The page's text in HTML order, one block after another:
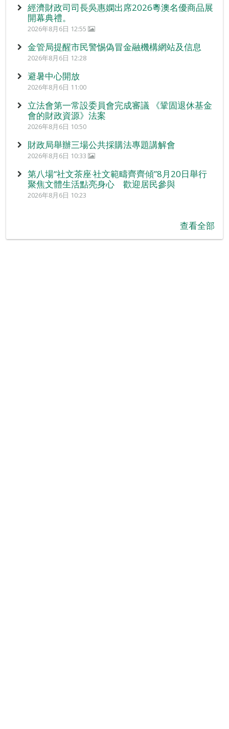
經濟財政司司長吳惠嫻出席2026粵澳名優商品展
開幕典禮。
2026年8月6日 12:55
金管局提醒市民警惕偽冒金融機構網站及信息
2026年8月6日 12:28
避暑中心開放
2026年8月6日 11:00
立法會第一常設委員會完成審議 《鞏固退休基金
會的財政資源》法案
2026年8月6日 10:50
財政局舉辦三場公共採購法專題講解會
2026年8月6日 10:33
第八場“社文茶座‧社文範疇齊齊傾”8月20日舉行
聚焦文體生活點亮身心 歡迎居民參與
2026年8月6日 10:23
查看全部